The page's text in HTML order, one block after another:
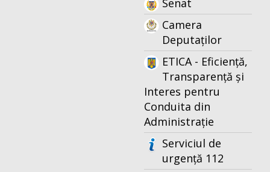
Senat
Camera
Deputaților
ETICA - Eficiență,
Transparență și
Interes pentru
Conduita din
Administrație
Serviciul de
urgență 112